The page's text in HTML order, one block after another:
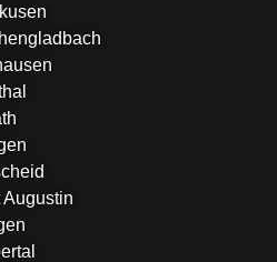
Augustin